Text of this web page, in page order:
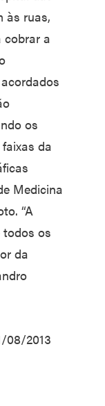
às ruas,
cobrar a
os
da
Medicina
“A
todos os
da
08/2013